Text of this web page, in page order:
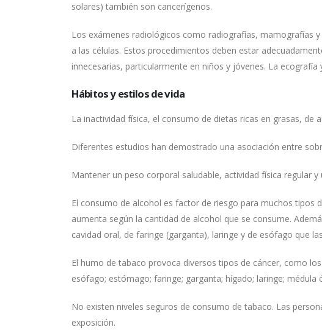
solares) también son cancerígenos.
Los exámenes radiológicos como radiografías, mamografías
a las células. Estos procedimientos deben estar
innecesarias, particularmente en niños y jóvenes. La
Hábitos y estilos de vida
La inactividad física, el consumo de dietas ricas en grasas,
Diferentes estudios han demostrado una asociación entre
Mantener un peso corporal saludable, actividad física regular
El consumo de alcohol es factor de riesgo para muchos tipos
aumenta según la cantidad de alcohol que se consume.
cavidad oral, de faringe (garganta), laringe y de esófago que
El humo de tabaco provoca diversos tipos de cáncer, como
esófago; estómago; faringe; garganta; hígado; laringe;
No existen niveles seguros de consumo de tabaco. Las
exposición.